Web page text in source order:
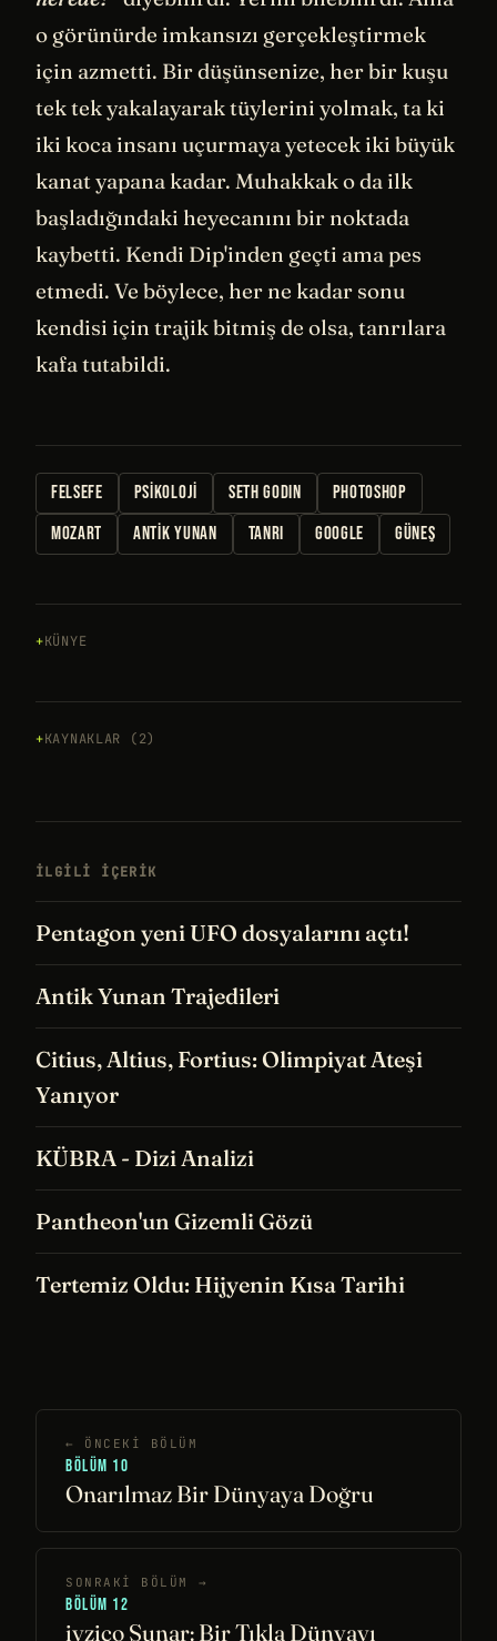
o görünürde imkansızı gerçekleştirmek
için azmetti. Bir düşünsenize, her bir kuşu
tek tek yakalayarak tüylerini yolmak, ta ki
iki koca insanı uçurmaya yetecek iki büyük
kanat yapana kadar. Muhakkak o da ilk
başladığındaki heyecanını bir noktada
kaybetti. Kendi Dip'inden geçti ama pes
etmedi. Ve böylece, her ne kadar sonu
kendisi için trajik bitmiş de olsa, tanrılara
kafa tutabildi.
FELSEFE PSIKOLOJI SETH GODIN
PHOTOSHOP
MOZART
ANTIK YUNAN TANRI GOOGLE GÜNEŞ
KÜNYE
KAYNAKLAR (2)
İLGILI IÇERIK
Pentagon yeni UFO dosyalarını açtı!
Antik Yunan Trajedileri
Citius, Altius, Fortius: Olimpiyat Ateşi
Yanıyor
KÜBRA - Dizi Analizi
Pantheon'un Gizemli Gözü
Tertemiz Oldu: Hijyenin Kısa Tarihi
← ÖNCEKI BÖLÜM
BÖLÜM 10
Onarılmaz Bir Dünyaya Doğru
SONRAKI BÖLÜM →
BÖLÜM 12
iyzico Sunar: Bir Tıkla Dünyayı